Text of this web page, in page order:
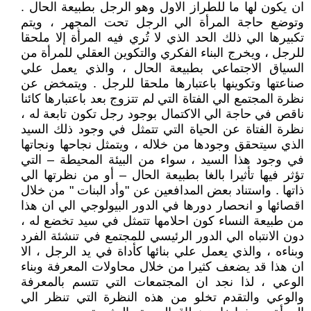
ان يكون لها ما للطراز الاول وهو الرجل بطبيعة الحال .
وتوضع حاجة المرأة الي الرجل تحت المجهر ، ويتم
تكبيرها الي ذلك الحد الذي لا تُري فيه المرأة إلا ملحقا
للرجل ، ويخرج البناء الفكري والتكوين العقلي للمرأة من
السياق الاجتماعي بطبيعة الحال ، والذي يعمل علي
صناعتها وتكوينها باعتبارها ملحقا للرجل . ويتمخض عن
نظرة المجتمع الي الفتاة التي لم تتزوج بعد باعتبارها كائنا
ناقص في حاجة الي الاكتمال بوجود رجل تكون تابعة له ،
نظرة الفتاة عن الحياة التي تتمثل في وجود ذلك السيد
الذي سيتحقق وجودها من خلاله ، ويتمثل نجاحها ونجاتها
في وجود هذا السيد ، سواء من البيئة المحيطة – التي
تؤثر فيها تأثيرا بالغا بطبيعة الحال – أو من نظرتها الي
ذاتها . واستناد بعض المدافعين عن "وأد البنات " من خلال
اقصائها و انحصار دورها في الدور البيولوجي الي ان هذا
من طبيعة النساء كون احلامها تتمثل في سيد تخضع له ،
دون الانتباه الي الدور الرئيسي للمجتمع في تنشئة الفرد
وبناءه ، والذي يعمل علي بنائها كأداة في يد الرجل ، الا
ان هذا قد يضعف كثيرا من خلال محاولات المعرفة وبناء
الوعي ، لذا نجد ان المجتمعات التي تتسم بالمعرفة
والوعي والتقدم تخلو من هذه النظرة التي تنظر الي